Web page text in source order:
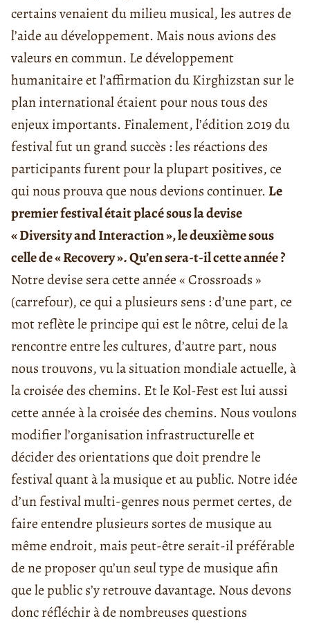
certains venaient du milieu musical, les autres de
l’aide au développement. Mais nous avions des
valeurs en commun. Le développement
humanitaire et l’affirmation du Kirghizstan sur le
plan international étaient pour nous tous des
enjeux importants. Finalement, l’édition 2019 du
festival fut un grand succès : les réactions des
participants furent pour la plupart positives, ce
qui nous prouva que nous devions continuer. Le
premier festival était placé sous la devise
« Diversity and Interaction », le deuxième sous
celle de « Recovery ».Qu’en sera-t-il cette année ?
Notre devise sera cette année « Crossroads »
(carrefour), ce qui a plusieurs sens : d’une part, ce
mot reflète le principe qui est le nôtre, celui de la
rencontre entre les cultures, d’autre part, nous
nous trouvons, vu la situation mondiale actuelle, à
la croisée des chemins. Et le Kol-Fest est lui aussi
cette année à la croisée des chemins. Nous voulons
modifier l’organisation infrastructurelle et
décider des orientations que doit prendre le
festival quant à la musique et au public. Notre idée
d’un festival multi-genres nous permet certes, de
faire entendre plusieurs sortes de musique au
même endroit, mais peut-être serait-il préférable
de ne proposer qu’un seul type de musique afin
que le public s’y retrouve davantage. Nous devons
donc réfléchir à de nombreuses questions